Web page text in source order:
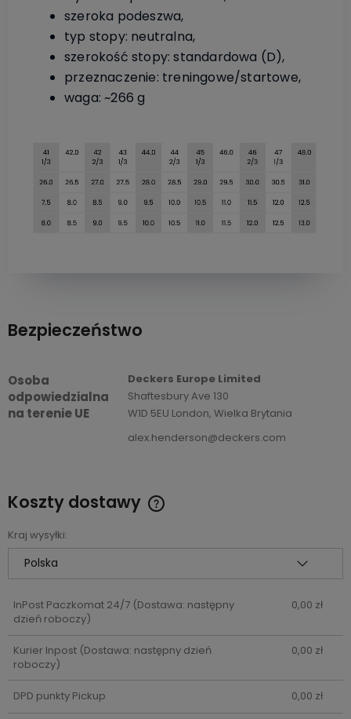
szeroka podeszwa,
typ stopy: neutralna,
szerokość stopy: standardowa (D),
przeznaczenie: treningowe/startowe,
waga: ~266 g
Bezpieczeństwo
Osoba
odpowiedzialna
na terenie UE
Deckers Europe Limited
Shaftesbury Ave 130
W1D 5EU London, Wielka Brytania
alex.henderson@deckers.com
Koszty dostawy
Cena nie zawiera ewentualnych kosztów płatności
Kraj wysyłki:
InPost Paczkomat 24/7(Dostawa: następny
dzień roboczy)
0,00 zł
Kurier Inpost(Dostawa: następny dzień
roboczy)
0,00 zł
DPD punkty Pickup 0,00 zł